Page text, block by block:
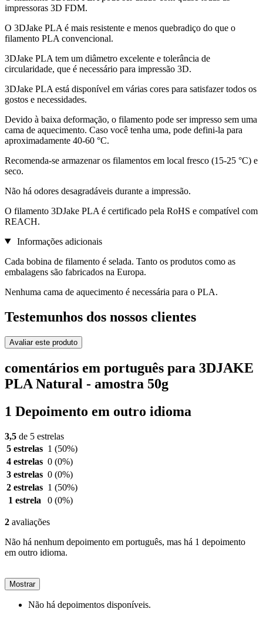
impressoras 3D FDM.
O 3DJake PLA é mais resistente e menos quebradiço do que o
filamento PLA convencional.
3DJake PLA tem um diâmetro excelente e tolerância de
circularidade, que é necessário para impressão 3D.
3DJake PLA está disponível em várias cores para satisfazer todos os
gostos e necessidades.
Devido à baixa deformação, o filamento pode ser impresso sem uma
cama de aquecimento. Caso você tenha uma, pode defini-la para
aproximadamente 40-60 °C.
Recomenda-se armazenar os filamentos em local fresco (15-25 °C) e
seco.
Não há odores desagradáveis durante a impressão.
O filamento 3DJake PLA é certificado pela RoHS e compatível com
REACH.
Informações adicionais
Cada bobina de filamento é selada. Tanto os produtos como as
embalagens são fabricados na Europa.
Nenhuma cama de aquecimento é necessária para o PLA.
Testemunhos dos nossos clientes
Avaliar este produto
comentários em português para 3DJAKE
PLA Natural - amostra 50g
1 Depoimento em outro idioma
3,5 de 5 estrelas
5 estrelas 1 (50%)
4 estrelas 0 (0%)
3 estrelas 0 (0%)
2 estrelas 1 (50%)
1 estrela
0 (0%)
2 avaliações
Não há nenhum depoimento em português, mas há 1 depoimento
em outro idioma.
Mostrar
Não há depoimentos disponíveis.